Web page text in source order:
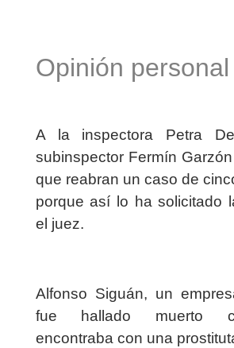
Opinión personal
A la inspectora Petra
subinspector Fermín
que reabran un caso de
porque así lo ha solicitado
el juez.
Alfonso Siguán, un
fue hallado muerto
encontraba con una